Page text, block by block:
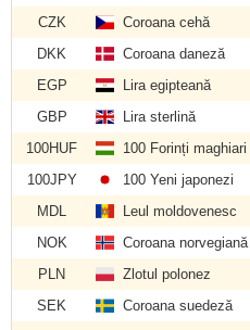
CZK
Coroana cehă
DKK
Coroana daneză
EGP
Lira egipteană
GBP
Lira sterlină
100HUF
100 Forinți maghiari
100JPY
100 Yeni japonezi
MDL
Leul moldovenesc
NOK
Coroana norvegiană
PLN
Zlotul polonez
SEK
Coroana suedeză